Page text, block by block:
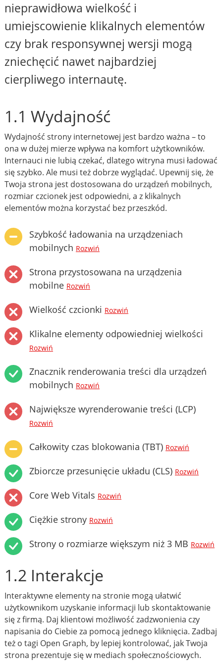
nieprawidłowa wielkość i
umiejscowienie klikalnych elementów
czy brak responsywnej wersji mogą
zniechęcić nawet najbardziej
cierpliwego internautę.
1.1 Wydajność
Wydajność strony internetowej jest bardzo ważna – to
ona w dużej mierze wpływa na komfort użytkowników.
Internauci nie lubią czekać, dlatego witryna musi ładować
się szybko. Ale musi też dobrze wyglądać. Upewnij się, że
Twoja strona jest dostosowana do urządzeń mobilnych,
rozmiar czcionek jest odpowiedni, a z klikalnych
elementów można korzystać bez przeszkód.
Szybkość ładowania na urządzeniach
mobilnych Rozwiń
Strona przystosowana na urządzenia
mobilne Rozwiń
Wielkość czcionki Rozwiń
Klikalne elementy odpowiedniej wielkości
Rozwiń
Znacznik renderowania treści dla urządzeń
mobilnych Rozwiń
Największe wyrenderowanie treści (LCP)
Rozwiń
Całkowity czas blokowania (TBT) Rozwiń
Zbiorcze przesunięcie układu (CLS) Rozwiń
Core Web Vitals Rozwiń
Ciężkie strony Rozwiń
Strony o rozmiarze większym niż 3 MB Rozwiń
1.2 Interakcje
Interaktywne elementy na stronie mogą ułatwić
użytkownikom uzyskanie informacji lub skontaktowanie
się z firmą. Daj klientowi możliwość zadzwonienia czy
napisania do Ciebie za pomocą jednego kliknięcia. Zadbaj
też o tagi Open Graph, by lepiej kontrolować, jak Twoja
strona prezentuje się w mediach społecznościowych.